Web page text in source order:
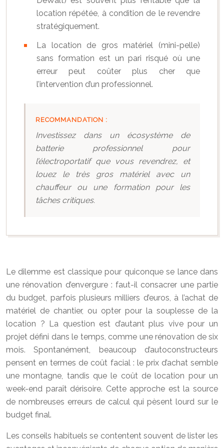
location répétée, à condition de le revendre
stratégiquement.
La location de gros matériel (mini-pelle)
sans formation est un pari risqué où une
erreur peut coûter plus cher que
l’intervention d’un professionnel.
RECOMMANDATION :
Investissez dans un écosystème de
batterie professionnel pour
l’électroportatif que vous revendrez, et
louez le très gros matériel avec un
chauffeur ou une formation pour les
tâches critiques.
Le dilemme est classique pour quiconque se lance dans
une rénovation d’envergure : faut-il consacrer une partie
du budget, parfois plusieurs milliers d’euros, à l’achat de
matériel de chantier, ou opter pour la souplesse de la
location ? La question est d’autant plus vive pour un
projet défini dans le temps, comme une rénovation de six
mois. Spontanément, beaucoup d’autoconstructeurs
pensent en termes de coût facial : le prix d’achat semble
une montagne, tandis que le coût de location pour un
week-end paraît dérisoire. Cette approche est la source
de nombreuses erreurs de calcul qui pèsent lourd sur le
budget final.
Les conseils habituels se contentent souvent de lister les